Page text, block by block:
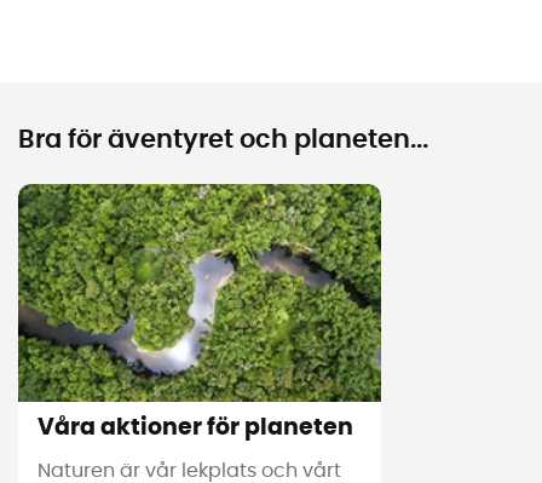
Bra för äventyret och planeten...
Våra aktioner för planeten
Naturen är vår lekplats och vårt